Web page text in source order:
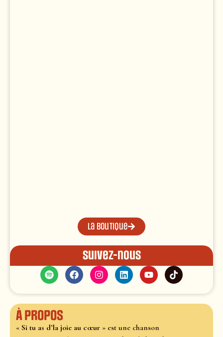
La boutique
Suivez-nous
À propos
« Si tu as d’la joie au cœur » est une chanson